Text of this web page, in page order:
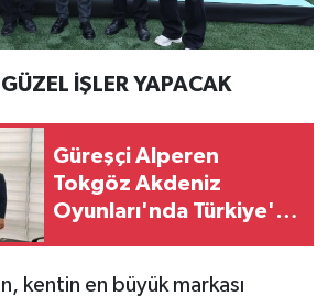
İŞLER YAPACAK
Güreşçi Alperen
Tokgöz Akdeniz
Oyunları'nda Türkiye'yi
kentin en büyük markası